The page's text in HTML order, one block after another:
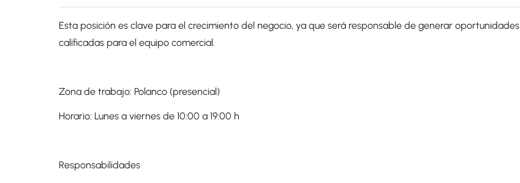
Esta posición es clave para el crecimiento del negocio, ya que será responsable de generar oportunidades
calificadas para el equipo comercial.
Zona de trabajo: Polanco (presencial)
Horario: Lunes a viernes de 10:00 a 19:00 h
Responsabilidades